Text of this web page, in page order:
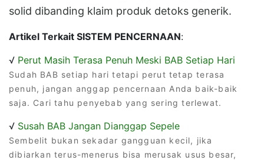
solid dibanding klaim produk detoks generik.
Artikel Terkait SISTEM PENCERNAAN:
√ Perut Masih Terasa Penuh Meski BAB Setiap Hari
Sudah BAB setiap hari tetapi perut tetap terasa
penuh, jangan anggap pencernaan Anda baik-baik
saja. Cari tahu penyebab yang sering terlewat.
√ Susah BAB Jangan Dianggap Sepele
Sembelit bukan sekadar gangguan kecil, jika
dibiarkan terus-menerus bisa merusak usus besar,